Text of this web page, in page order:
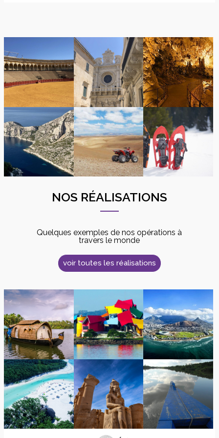
NOS RÉALISATIONS
Quelques exemples de nos opérations à
travers le monde
voir toutes les réalisations